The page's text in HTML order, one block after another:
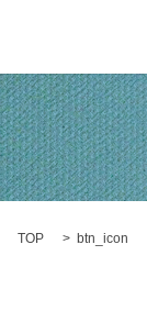
TOP btn_icon